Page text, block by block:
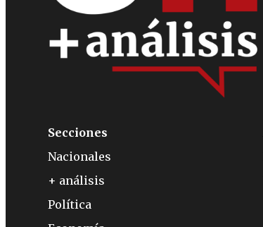
Secciones
Nacionales
+ análisis
Política